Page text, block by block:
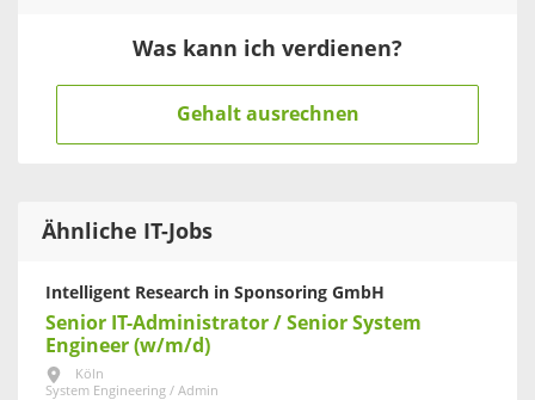
Was kann ich verdienen?
Gehalt ausrechnen
Ähnliche IT-Jobs
Intelligent Research in Sponsoring GmbH
Senior IT-Administrator / Senior System
Engineer (w/m/d)
Köln
System Engineering / Admin